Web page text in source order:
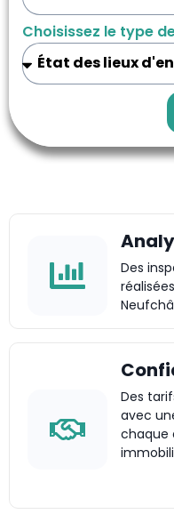
Choisissez le type
Des
Des
avec
chaque